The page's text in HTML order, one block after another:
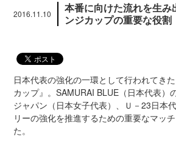
2016.11.10
本番に向けた流れを生み
ンジカップの重要な役割
日本代表の強化の一環として行われてき
カップ』。SAMURAI BLUE（日本代表）
ジャパン（日本女子代表）、Ｕ－23日本
リーの強化を推進するための重要なマッ
た。